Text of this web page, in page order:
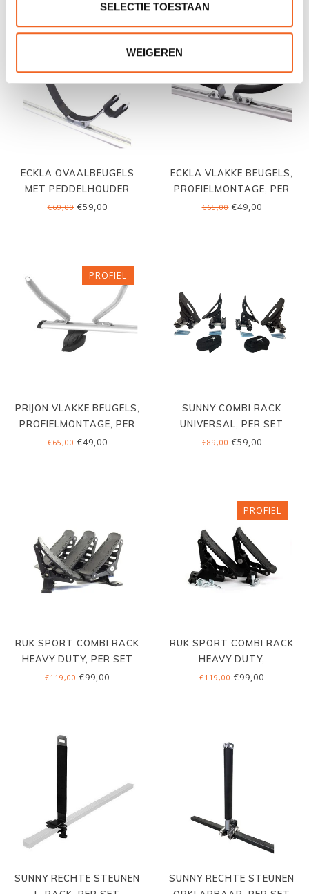
SELECTIE TOESTAAN
WEIGEREN
ECKLA OVAALBEUGELS
MET PEDDELHOUDER
€69,00€59,00
ECKLA VLAKKE BEUGELS,
PROFIELMONTAGE, PER
SET
€65,00€49,00
PROFIEL
PRIJON VLAKKE BEUGELS,
PROFIELMONTAGE, PER
SET
€65,00€49,00
SUNNY COMBI RACK
UNIVERSAL, PER SET
€89,00€59,00
RUK SPORT COMBI RACK
HEAVY DUTY, PER SET
€119,00 €99,00
PROFIEL
RUK SPORT COMBI RACK
HEAVY DUTY,
PROFIELMONTAGE
€119,00 €99,00
SUNNY RECHTE STEUNEN
SUNNY RECHTE STEUNEN